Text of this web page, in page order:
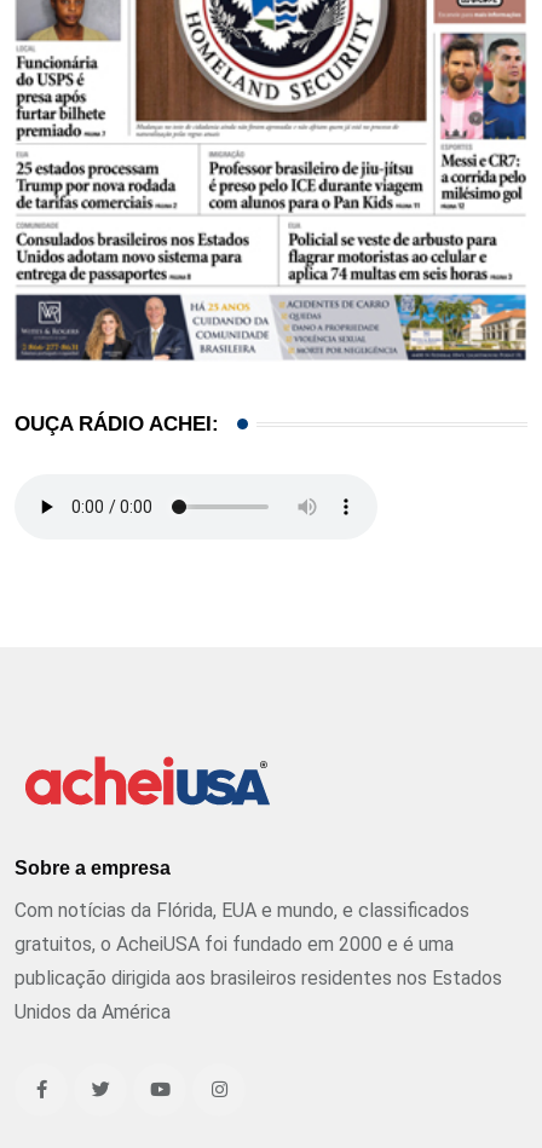
OUÇA RÁDIO ACHEI:
Sobre a empresa
Com notícias da Flórida, EUA e mundo, e classificados
gratuitos, o AcheiUSA foi fundado em 2000 e é uma
publicação dirigida aos brasileiros residentes nos Estados
Unidos da América